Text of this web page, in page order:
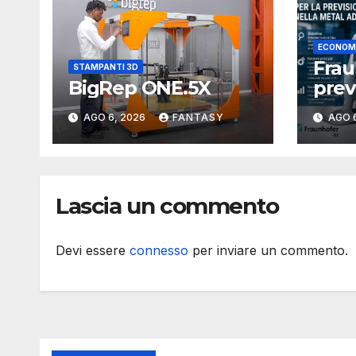
STAMPANTI 3D
BigRep ONE.5X
AGO 6, 2026 FANTASY
dei
3D
AGO
Lascia un commento
Devi essere connesso per inviare un commento.